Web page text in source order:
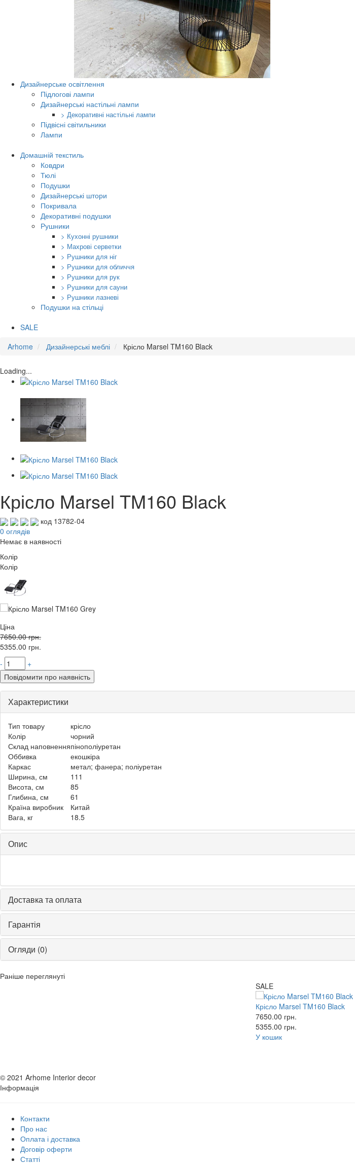
Дизайнерське освітлення
Підлогові лампи
Дизайнерські настільні лампи
> Декоративні настільні лампи
Підвісні світильники
Лампи
Домашній текстиль
Ковдри
Тюлі
Подушки
Дизайнерські штори
Покривала
Декоративні подушки
Рушники
> Кухонні рушники
> Махрові серветки
> Рушники для ніг
> Рушники для обличчя
> Рушники для рук
> Рушники для сауни
> Рушники лазневі
Подушки на стільці
SALE
Arhome
Дизайнерські меблі Крісло Marsel TM160 Black
Loading...
Крісло Marsel TM160 Black
код 13782-04
0 оглядів
Немає в наявності
Колір
Колір
Ціна
7650.00грн.
5355.00 грн.
-
+
Повідомити про наявність
Характеристики
Тип товару
крісло
Колір
чорний
Склад наповненняпінополіуретан
Оббивка
екошкіра
Каркас
метал; фанера; поліуретан
Ширина, см
111
Висота, см
85
Глибина, см
61
Країна виробник
Китай
Вага, кг
18.5
Опис
Доставка та оплата
Гарантія
Огляди (0)
Раніше переглянуті
SALE
Крісло Marsel TM160 Black
7650.00 грн.
5355.00 грн.
У кошик
© 2021 Arhome Interior decor
Інформація
Контакти
Про нас
Оплата і доставка
Договір оферти
Статті